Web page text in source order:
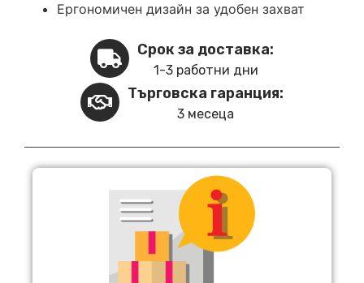
Ергономичен дизайн за удобен захват
Срок за доставка:
1-3 работни дни
Търговска гаранция:
3 месеца